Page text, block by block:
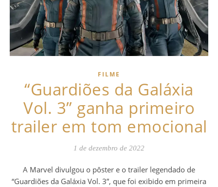
FILME
“Guardiões da Galáxia
Vol. 3” ganha primeiro
trailer em tom emocional
1 de dezembro de 2022
A Marvel divulgou o pôster e o trailer legendado de
“Guardiões da Galáxia Vol. 3”, que foi exibido em primeira